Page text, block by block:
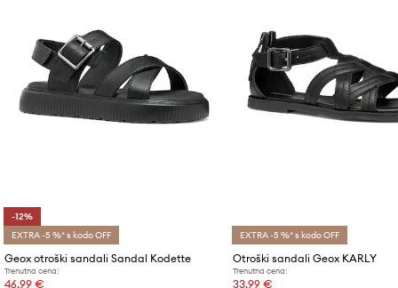
-12%
EXTRA -5 %* s kodo OFF
Geox otroški sandali Sandal Kodette
Trenutna cena:
46,99 €
EXTRA -5 %* s kodo OFF
Otroški sandali Geox KARLY
Trenutna cena:
33,99 €